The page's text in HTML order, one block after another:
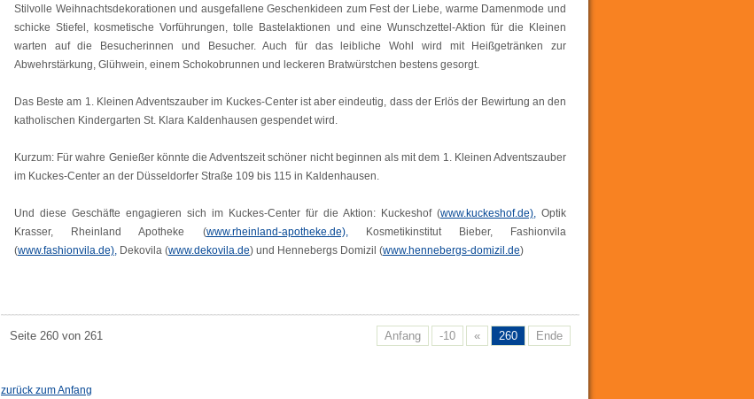
Stilvolle Weihnachtsdekorationen und ausgefallene Geschenkideen zum Fest der Liebe, warme Damenmode und
schicke Stiefel, kosmetische Vorführungen, tolle Bastelaktionen und eine Wunschzettel-Aktion für die Kleinen
warten auf die Besucherinnen und Besucher. Auch für das leibliche Wohl wird mit Heißgetränken zur
Abwehrstärkung, Glühwein, einem Schokobrunnen und leckeren Bratwürstchen bestens gesorgt.
Das Beste am 1. Kleinen Adventszauber im Kuckes-Center ist aber eindeutig, dass der Erlös der Bewirtung an den
katholischen Kindergarten St. Klara Kaldenhausen gespendet wird.
Kurzum: Für wahre Genießer könnte die Adventszeit schöner nicht beginnen als mit dem 1. Kleinen Adventszauber
im Kuckes-Center an der Düsseldorfer Straße 109 bis 115 in Kaldenhausen.
Und diese Geschäfte engagieren sich im Kuckes-Center für die Aktion: Kuckeshof (www.kuckeshof.de), Optik
Krasser, Rheinland Apotheke (www.rheinland-apotheke.de),Kosmetikinstitut Bieber, Fashionvila
(www.fashionvila.de), Dekovila (www.dekovila.de) und Hennebergs Domizil (www.hennebergs-domizil.de)
Seite 260 von 261 Anfang -10 « 260 Ende
zurück zum Anfang